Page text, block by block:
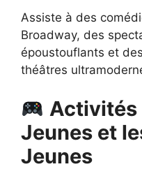
Assiste à des
Broadway, des
époustouflants et
théâtres
Activités
Jeunes et
Jeunes